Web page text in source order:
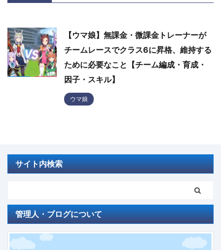
【ウマ娘】無課金・微課金トレーナーが
チームレースでクラス6に昇格、維持する
ために必要なこと【チーム編成・育成・
因子・スキル】
ウマ娘
サイト内検索
管理人・ブログについて